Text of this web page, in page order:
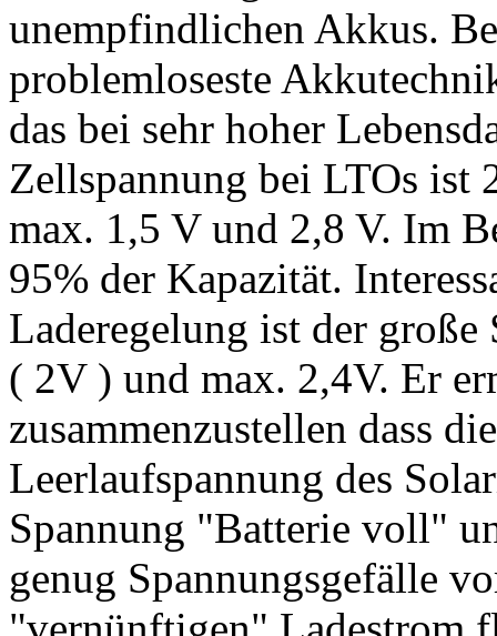
unempfindlichen Akkus.
problemloseste
das bei sehr hoher
Zellspannung bei LTOs
max. 1,5 V und 2,8 V. Im
95% der Kapazität.
Laderegelung ist der
( 2V ) und max. 2,4V. Er
zusammenzustellen dass
Leerlaufspannung des
Spannung "Batterie voll"
genug Spannungsgefälle